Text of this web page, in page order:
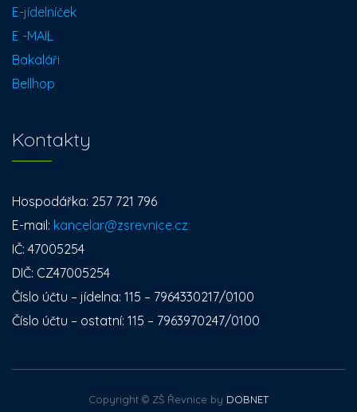
E-jídelníček
E -MAIL
Bakaláři
Bellhop
Kontakty
Hospodářka: 257 721 796
E-mail: kancelar@zsrevnice.cz
IČ: 47005254
DIČ: CZ47005254
Číslo účtu – jídelna: 115 – 7964330217/0100
Číslo účtu – ostatní: 115 – 7963970247/0100
Copyright © ZŠ Řevnice by DOBNET